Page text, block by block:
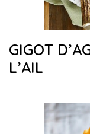
GIGOT
L’AIL